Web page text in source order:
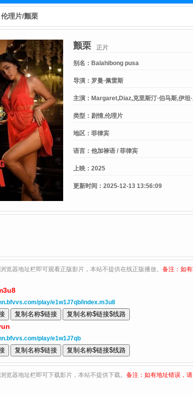
伦理片/颤栗
颤栗 正片
别名： Balahibong pusa
导演： 罗曼·佩雷斯
主演： Margaret,Diaz,克里斯汀·伯马斯,伊坦
类型： 剧情,伦理片
地区： 菲律宾
语言： 他加禄语 / 菲律宾
上映： 2025
更新时间： 2025-12-13 13:56:09
览器地址栏即可观看正版影片，本站不提供在线正版播放。 备注：如
play/e1w1J7qb/index.m3u8
play/e1w1J7qb
览器地址栏即可下载影片，本站不提供下载。 备注：如有地址错误，